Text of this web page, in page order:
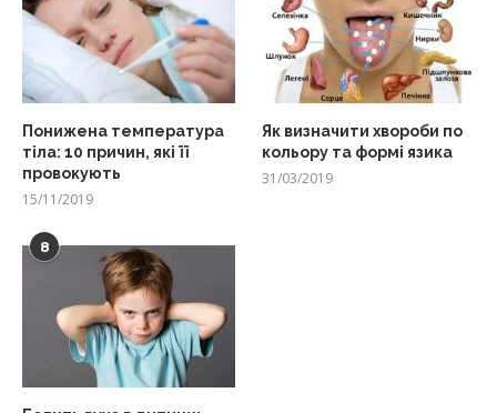
Понижена температура
тіла: 10 причин, які її
провокують
15/11/2019
Як визначити хвороби по
кольору та формі язика
31/03/2019
8